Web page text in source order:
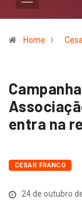
Home
entra na
CESAR FRANCO
24 de outubro